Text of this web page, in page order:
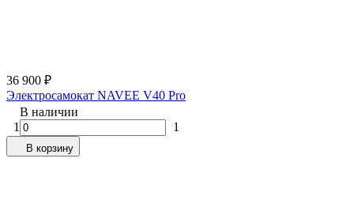
36 900 ₽
Электросамокат NAVEE V40 Pro
В наличии
1
1
В корзину